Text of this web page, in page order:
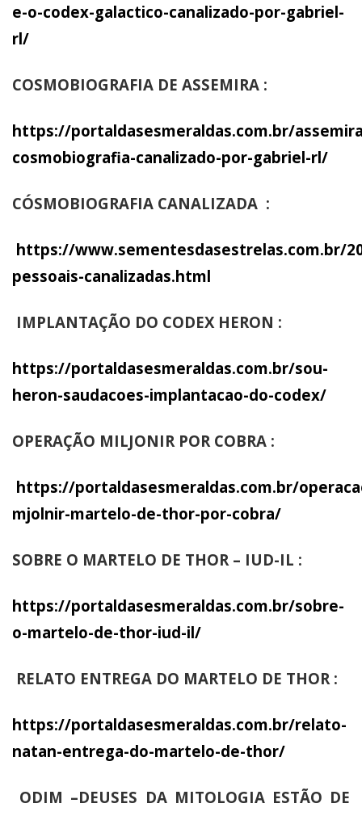
e-o-codex-galactico-canalizado-por-gabriel-
rl/
COSMOBIOGRAFIA DE ASSEMIRA :
https://portaldasesmeraldas.com.br/
cosmobiografia-canalizado-por-gabriel-rl/
CÓSMOBIOGRAFIA CANALIZADA :
https://www.sementesdasestrelas.com.br/
pessoais-canalizadas.html
IMPLANTAÇÃO DO CODEX HERON :
https://portaldasesmeraldas.com.br/sou-
heron-saudacoes-implantacao-do-codex/
OPERAÇÃO MILJONIR POR COBRA :
https://portaldasesmeraldas.com.br/
mjolnir-martelo-de-thor-por-cobra/
SOBRE O MARTELO DE THOR – IUD-IL :
https://portaldasesmeraldas.com.br/sobre-
o-martelo-de-thor-iud-il/
RELATO ENTREGA DO MARTELO DE THOR :
https://portaldasesmeraldas.com.br/relato-
natan-entrega-do-martelo-de-thor/
ODIM –DEUSES DA MITOLOGIA ESTÃO DE